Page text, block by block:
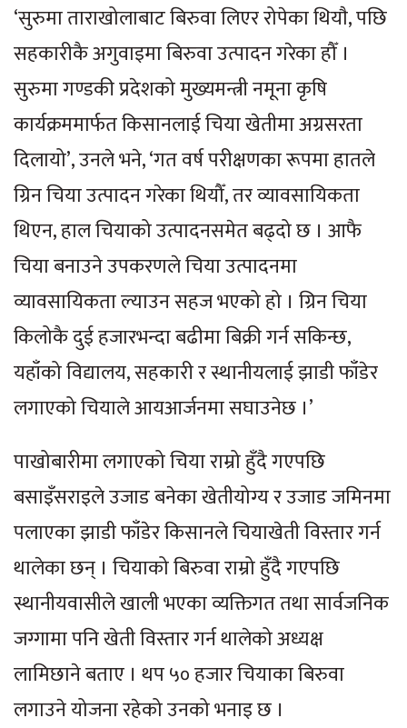
‘सुरुमा ताराखोलाबाट बिरुवा लिएर रोपेका थियाै‌, पछि
सहकारीकै अगुवाइमा बिरुवा उत्पादन गरेका हौँ ।
सुरुमा गण्डकी प्रदेशको मुख्यमन्त्री नमूना कृषि
कार्यक्रममार्फत किसानलाई चिया खेतीमा अग्रसरता
दिलायो’, उनले भने, ‘गत वर्ष परीक्षणका रूपमा हातले
ग्रिन चिया उत्पादन गरेका थियौँ, तर व्यावसायिकता
थिएन, हाल चियाको उत्पादनसमेत बढ्दो छ । आफै
चिया बनाउने उपकरणले चिया उत्पादनमा
व्यावसायिकता ल्याउन सहज भएको हो । ग्रिन चिया
किलोकै दुई हजारभन्दा बढीमा बिक्री गर्न सकिन्छ,
यहाँको विद्यालय, सहकारी र स्थानीयलाई झाडी फाँडेर
लगाएको चियाले आयआर्जनमा सघाउनेछ ।’
पाखोबारीमा लगाएको चिया राम्रो हुँदै गएपछि
बसाइँसराइले उजाड बनेका खेतीयोग्य र उजाड जमिनमा
पलाएका झाडी फाँडेर किसानले चियाखेती विस्तार गर्न
थालेका छन् । चियाको बिरुवा राम्रो हुँदै गएपछि
स्थानीयवासीले खाली भएका व्यक्तिगत तथा सार्वजनिक
जग्गामा पनि खेती विस्तार गर्न थालेको अध्यक्ष
लामिछाने बताए । थप ५० हजार चियाका बिरुवा
लगाउने योजना रहेको उनको भनाइ छ ।